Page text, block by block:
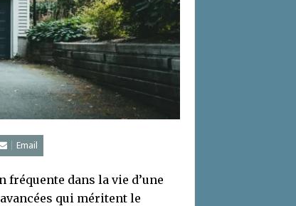
Email
fréquente dans la vie d’une
qui méritent le